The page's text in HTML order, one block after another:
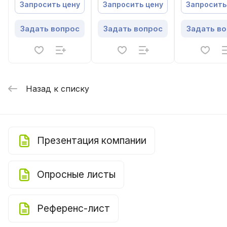
установка
Запросить цену
Задать вопрос
установка
Запросить цену
Задать вопрос
вытяжная
установка с
Задать
Назад к списку
Презентация компании
Опросные листы
Референс-лист